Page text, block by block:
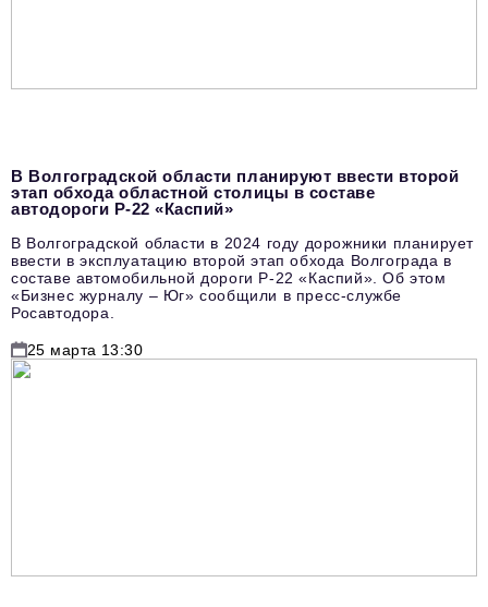
В Волгоградской области планируют ввести второй
этап обхода областной столицы в составе
автодороги Р-22 «Каспий»
В Волгоградской области в 2024 году дорожники планирует
ввести в эксплуатацию второй этап обхода Волгограда в
составе автомобильной дороги Р-22 «Каспий». Об этом
«Бизнес журналу – Юг» сообщили в пресс-службе
Росавтодора.
25 марта 13:30